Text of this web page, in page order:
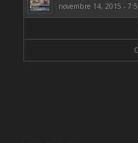
novembre 14, 2015 -